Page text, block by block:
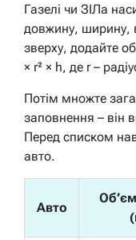
Газелі чи ЗІЛа
довжину, ширину,
зверху, додайте
× r² × h, де r –
Потім множте
заповнення – він
Перед списком
авто.
Авто